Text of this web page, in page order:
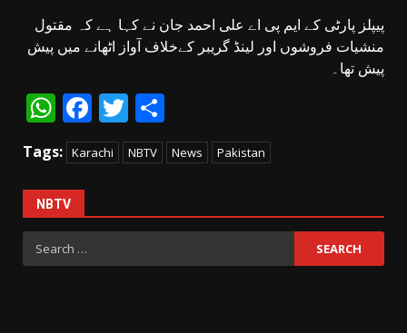
پیپلز پارٹی کے ایم پی اے علی احمد جان نے کہا ہے کہ مقتول
منشیات فروشوں اور لینڈ گریبر کےخلاف آواز اٹھانے میں پیش
پیش تھا۔
WhatsApp
Facebook
Twitter
Tags: Karachi NBTV News Pakistan
NBTV
Search
for: